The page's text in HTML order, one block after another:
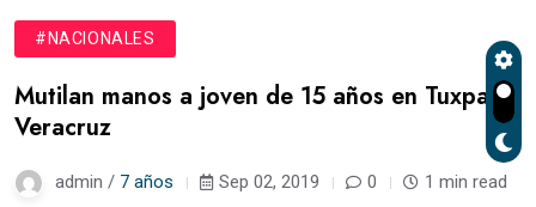
#NACIONALES
Mutilan manos a joven de 15 años en Tuxpan,
Veracruz
admin / 7 años Sep 02, 2019 0 1 min read